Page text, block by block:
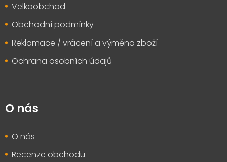
Velkoobchod
Obchodní podmínky
Reklamace / vrácení a výměna zboží
Ochrana osobních údajů
O nás
O nás
Recenze obchodu